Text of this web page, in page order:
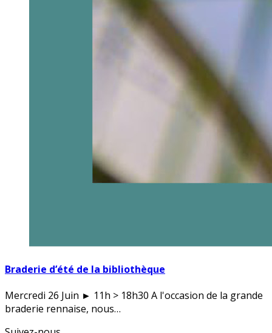
Braderie d’été de la bibliothèque
Mercredi 26 Juin ► 11h > 18h30 A l'occasion de la grande
braderie rennaise, nous…